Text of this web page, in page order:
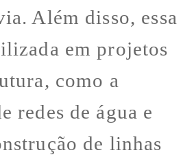
Além disso, essa
em projetos
como a
redes de água e
de linhas